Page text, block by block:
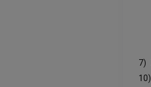
7)
10)